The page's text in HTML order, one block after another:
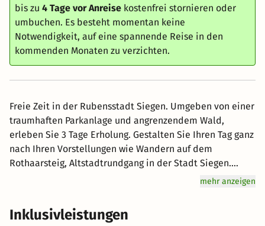
bis zu 4 Tage vor Anreise kostenfrei stornieren oder
umbuchen. Es besteht momentan keine
Notwendigkeit, auf eine spannende Reise in den
kommenden Monaten zu verzichten.
Freie Zeit in der Rubensstadt Siegen. Umgeben von einer
traumhaften Parkanlage und angrenzendem Wald,
erleben Sie 3 Tage Erholung. Gestalten Sie Ihren Tag ganz
nach Ihren Vorstellungen wie Wandern auf dem
Rothaarsteig, Altstadtrundgang in der Stadt Siegen.
Ebenso können Sie in unserm Wellnessbereich mit 2
Ruheräumen entspannen. Im Wellnessbereich stellen wir
Ihnen ein kostenfreies Getränkeangebot zur Verfügung:
mehr anzeigen
Inklusivleistungen